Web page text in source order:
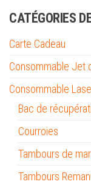
CATÉGORIES
Carte Cadeau
Consommable Jet
Consommable
Bac de
Courroies
Tambours de
Tambours